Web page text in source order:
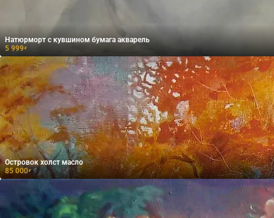
Натюрморт с кувшином бумага акварель
5 999₽
Островок холст масло
85 000₽